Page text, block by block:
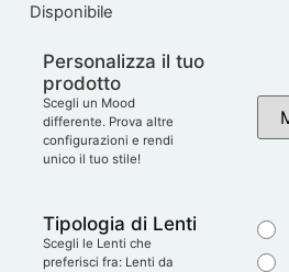
Disponibile
Personalizza il tuo
prodotto
Scegli un Mood
differente. Prova altre
configurazioni e rendi
unico il tuo stile!
Tipologia di Lenti
Scegli le Lenti che
preferisci fra: Lenti da